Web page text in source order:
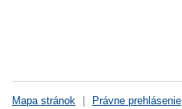
Mapa stránok | Právne prehlásenie